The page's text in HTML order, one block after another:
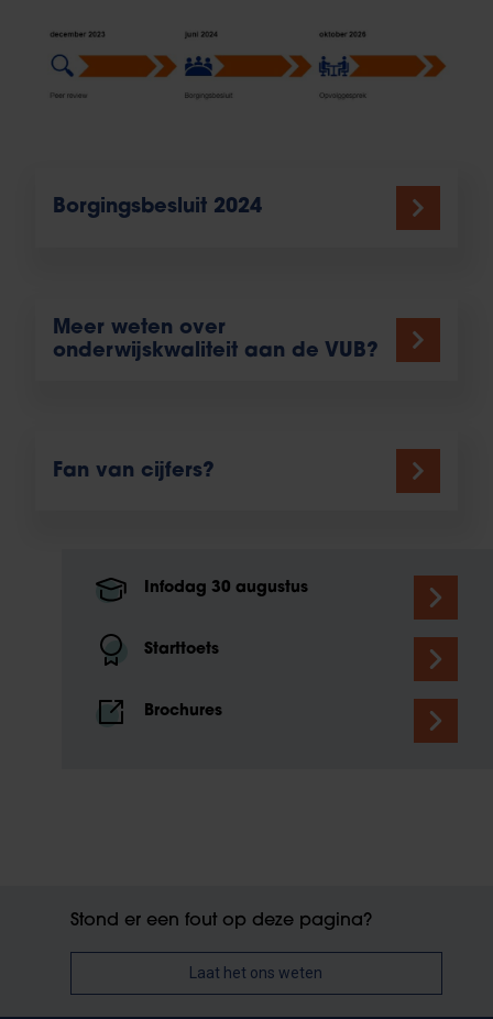
Borgingsbesluit 2024
Meer weten over
onderwijskwaliteit aan de VUB?
Fan van cijfers?
Infodag 30 augustus
Starttoets
Brochures
Stond er een fout op deze pagina?
Laat het ons weten